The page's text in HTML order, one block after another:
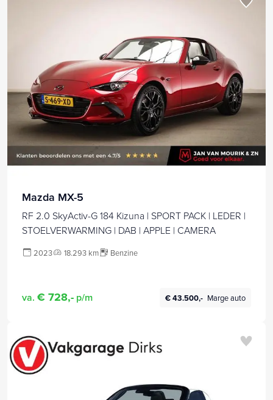
Mazda MX-5
RF 2.0 SkyActiv-G 184 Kizuna | SPORT PACK | LEDER |
STOELVERWARMING | DAB | APPLE | CAMERA
2023 18.293 km Benzine
va. € 728,- p/m € 43.500,- Marge auto